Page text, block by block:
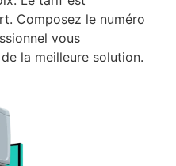
Composez le numéro
vous
la meilleure solution.